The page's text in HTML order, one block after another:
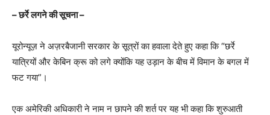
– छर्रे लगने की सूचना –
यूरोन्यूज़ ने अज़रबैजानी सरकार के सूत्रों का हवाला देते हुए कहा कि “छर्रे
यात्रियों और केबिन क्रू को लगे क्योंकि यह उड़ान के बीच में विमान के बगल में
फट गया”।
एक अमेरिकी अधिकारी ने नाम न छापने की शर्त पर यह भी कहा कि शुरुआती